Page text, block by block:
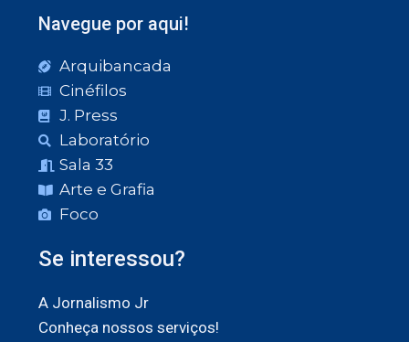
Navegue por aqui!
Arquibancada
Cinéfilos
J. Press
Laboratório
Sala 33
Arte e Grafia
Foco
Se interessou?
A Jornalismo Jr
Conheça nossos serviços!